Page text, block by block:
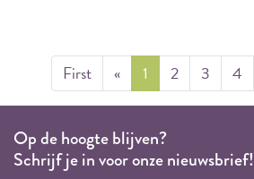
First « 1 2 3 4
Op de hoogte blijven?
Schrijf je in voor onze nieuwsbrief!